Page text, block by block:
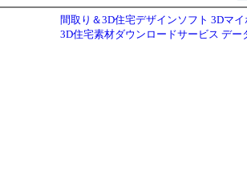
間取り＆3D住宅デザインソフト 3Dマ
3D住宅素材ダウンロードサービス デー